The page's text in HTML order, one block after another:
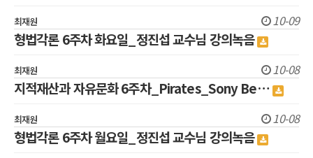
최재원 10-09
형법각론 6주차 화요일_정진섭 교수님 강의녹음
최재원 10-08
지적재산과 자유문화 6주차_Pirates_Sony Be…
최재원 10-08
형법각론 6주차 월요일_정진섭 교수님 강의녹음